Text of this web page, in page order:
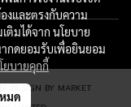
DESIGN BY MARKET
งและตรงกับความ
ติมได้จาก นโยบาย
กดยอมรับเพื่อยินยอม
ยบายคุกกี้
มด